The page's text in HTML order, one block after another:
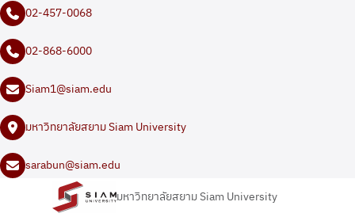
02-457-0068
02-868-6000
Siam1@siam.edu
มหาวิทยาลัยสยาม Siam University
sarabun@siam.edu
มหาวิทยาลัยสยาม Siam University